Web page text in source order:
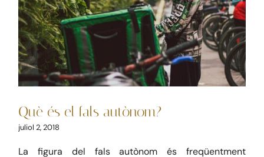
Què és el fals autònom?
Laboral Mercantil
Què és el fals autònom?
juliol 2, 2018
La figura del fals autònom és freqüentment